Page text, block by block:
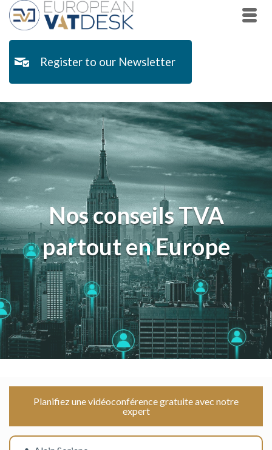
Register to our Newsletter
Nos conseils TVA
partout en Europe
Planifiez une vidéoconférence gratuite avec notre
expert